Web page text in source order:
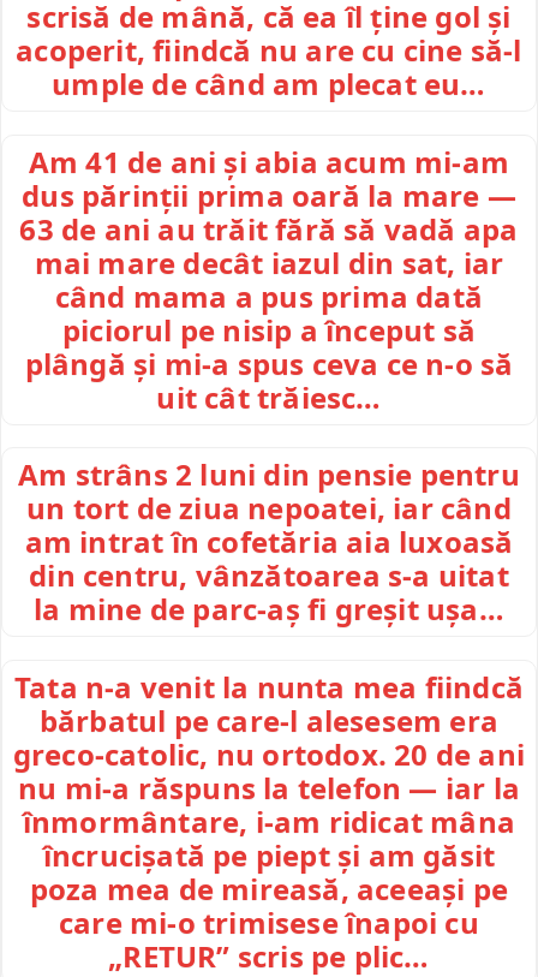
scrisă de mână, că ea îl ține gol și
acoperit, fiindcă nu are cu cine să-l
umple de când am plecat eu…
Am 41 de ani și abia acum mi-am
dus părinții prima oară la mare —
63 de ani au trăit fără să vadă apa
mai mare decât iazul din sat, iar
când mama a pus prima dată
piciorul pe nisip a început să
plângă și mi-a spus ceva ce n-o să
uit cât trăiesc…
Am strâns 2 luni din pensie pentru
un tort de ziua nepoatei, iar când
am intrat în cofetăria aia luxoasă
din centru, vânzătoarea s-a uitat
la mine de parc-aș fi greșit ușa…
Tata n-a venit la nunta mea fiindcă
bărbatul pe care-l alesesem era
greco-catolic, nu ortodox. 20 de ani
nu mi-a răspuns la telefon — iar la
înmormântare, i-am ridicat mâna
încrucișată pe piept și am găsit
poza mea de mireasă, aceeași pe
care mi-o trimisese înapoi cu
„RETUR” scris pe plic…